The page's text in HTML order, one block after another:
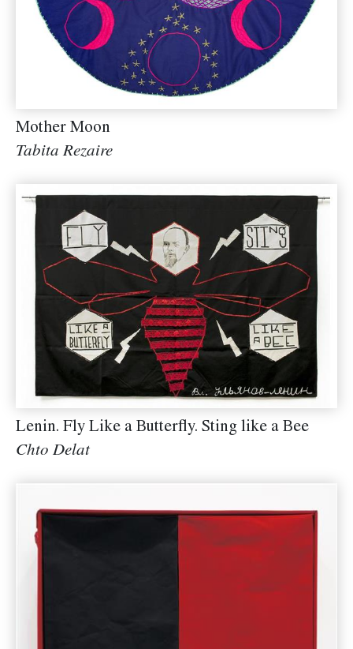
Mother Moon
Tabita Rezaire
Lenin. Fly Like a Butterfly. Sting like a Bee
Chto Delat